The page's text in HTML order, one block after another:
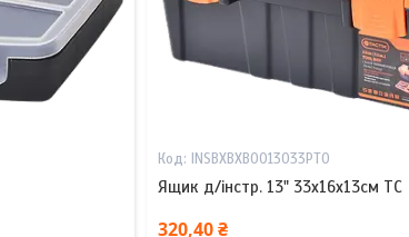
INSBXBXB0013033PT0
Ящик д/інстр. 13" 33x16x13см TC
320,40 ₴